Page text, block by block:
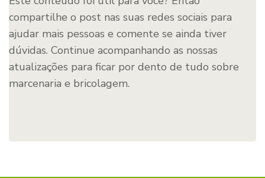
compartilhe o post nas suas redes sociais para
ajudar mais pessoas e comente se ainda tiver
dúvidas. Continue acompanhando as nossas
atualizações para ficar por dento de tudo sobre
marcenaria e bricolagem.